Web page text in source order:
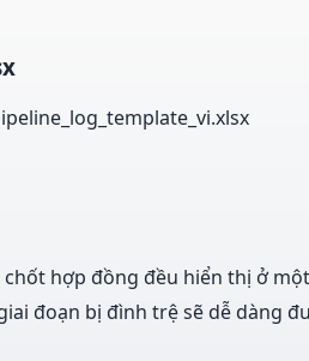
hợp đồng đều hiển thị ở
đoạn bị đình trệ sẽ dễ dàng